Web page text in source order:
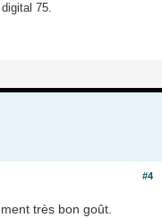
75.
#4
très bon goût.